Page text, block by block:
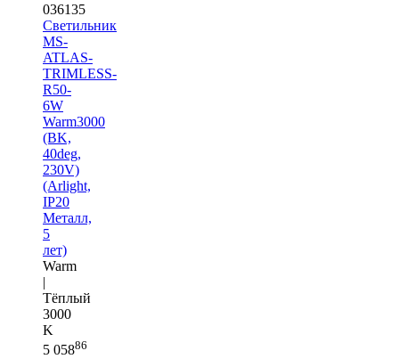
036135
Светильник
MS-
ATLAS-
TRIMLESS-
R50-
6W
Warm3000
(BK,
40deg,
230V)
(Arlight,
IP20
Металл,
5
лет)
Warm
|
Тёплый
3000
K
5 05886